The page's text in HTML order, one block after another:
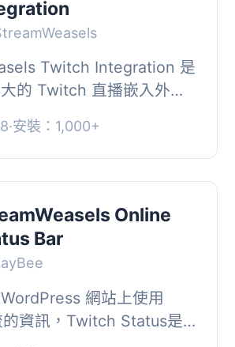
Twitch Integration 是
的 Twitch 直播嵌入外
透過多種專業版面配置，
·安裝：1,000+
Online
Bar
網站上使用
資訊，Twitch Status是